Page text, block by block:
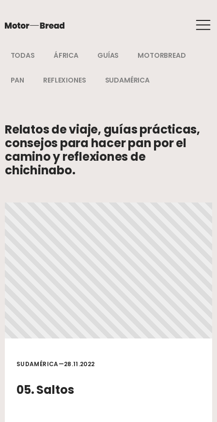
TODAS ÁFRICA GUÍAS MOTORBREAD
PAN REFLEXIONES SUDAMÉRICA
Relatos de viaje, guías prácticas,
consejos para hacer pan por el
camino y reflexiones de
chichinabo.
SUDAMÉRICA—28.11.2022
05. Saltos